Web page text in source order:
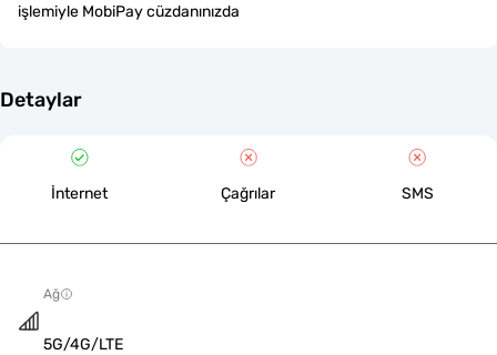
işlemiyle MobiPay cüzdanınızda
Detaylar
İnternet Çağrılar SMS
Ağ
5G/4G/LTE